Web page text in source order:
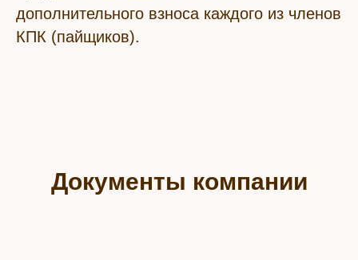
дополнительного взноса каждого из членов
КПК (пайщиков).
Документы компании